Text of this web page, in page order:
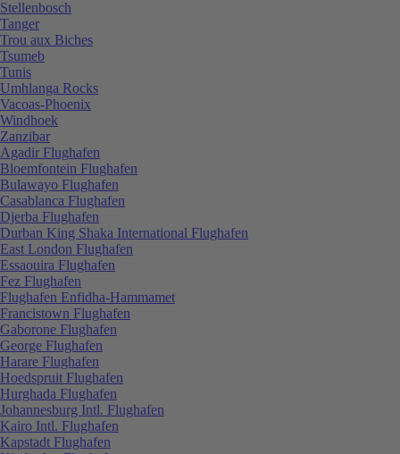
Stellenbosch
Tanger
Trou aux Biches
Tsumeb
Tunis
Umhlanga Rocks
Vacoas-Phoenix
Windhoek
Zanzibar
Agadir Flughafen
Bloemfontein Flughafen
Bulawayo Flughafen
Casablanca Flughafen
Djerba Flughafen
Durban King Shaka International Flughafen
East London Flughafen
Essaouira Flughafen
Fez Flughafen
Flughafen Enfidha-Hammamet
Francistown Flughafen
Gaborone Flughafen
George Flughafen
Harare Flughafen
Hoedspruit Flughafen
Hurghada Flughafen
Johannesburg Intl. Flughafen
Kairo Intl. Flughafen
Kapstadt Flughafen